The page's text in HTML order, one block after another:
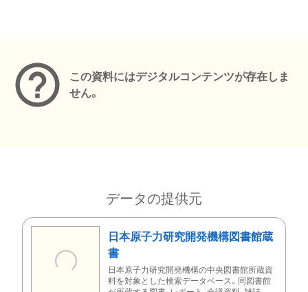
この資料にはデジタルコンテンツが存在しま
せん。
データの提供元
日本原子力研究開発機構図書館蔵
書
日本原子力研究開発機構の中央図書館所蔵資
料を対象とした検索データベース。同図書館